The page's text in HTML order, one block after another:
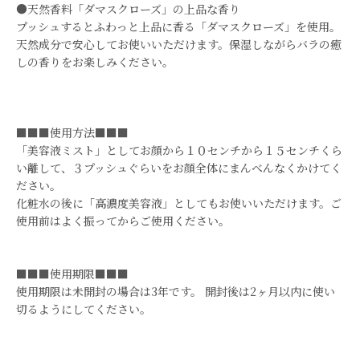
●天然香料「ダマスクローズ」の上品な香り
プッシュするとふわっと上品に香る「ダマスクローズ」を使用。
天然成分で安心してお使いいただけます。保湿しながらバラの癒
しの香りをお楽しみください。
■■■使用方法■■■
「美容液ミスト」としてお顔から１０センチから１５センチくら
い離して、３プッシュぐらいをお顔全体にまんべんなくかけてく
ださい。
化粧水の後に「高濃度美容液」としてもお使いいただけます。ご
使用前はよく振ってからご使用ください。
■■■使用期限■■■
使用期限は未開封の場合は3年です。 開封後は2ヶ月以内に使い
切るようにしてください。